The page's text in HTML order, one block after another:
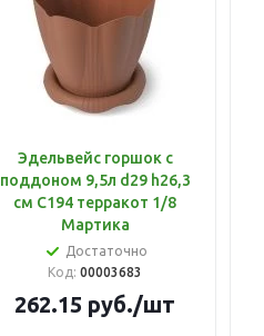
Эдельвейс горшок с
поддоном 9,5л d29 h26,3
см С194 терракот 1/8
Мартика
Достаточно
Код: 00003683
262.15 руб./шт